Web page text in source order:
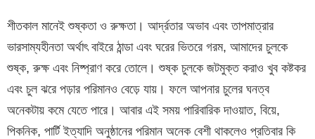
শীতকাল মানেই শুষ্কতা ও রুক্ষতা। আর্দ্রতার অভাব এবং তাপমাত্রার
ভারসাম্যহীনতা অর্থাৎ বাইরে ঠান্ডা এবং ঘরের ভিতরে গরম, আমাদের চুলকে
শুষ্ক, রুক্ষ এবং নিষ্প্রাণ করে তোলে। শুষ্ক চুলকে জটমুক্ত করাও খুব কষ্টকর
এবং চুল ঝরে পড়ার পরিমানও বেড়ে যায়। ফলে আপনার চুলের ঘনত্ব
অনেকটায় কমে যেতে পারে। আবার এই সময় পারিবারিক দাওয়াত, বিয়ে,
পিকনিক, পার্টি ইত্যাদি অনুষ্ঠানের পরিমান অনেক বেশী থাকলেও প্রতিবার কি